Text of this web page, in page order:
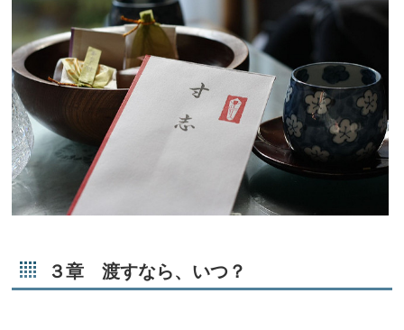
３章 渡すなら、いつ？